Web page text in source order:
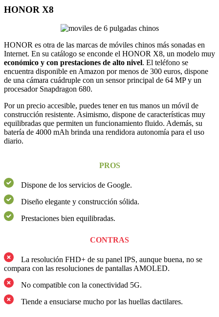
HONOR X8
HONOR es otra de las marcas de móviles chinos más sonadas en
Internet. En su catálogo se enconde el HONOR X8, un modelo muy
económico y con prestaciones de alto nivel. El teléfono se
encuentra disponible en Amazon por menos de 300 euros, dispone
de una cámara cuádruple con un sensor principal de 64 MP y un
procesador Snapdragon 680.
Por un precio accesible, puedes tener en tus manos un móvil de
construcción resistente. Asimismo, dispone de características muy
equilibradas que permiten un funcionamiento fluido. Además, su
batería de 4000 mAh brinda una rendidora autonomía para el uso
diario.
PROS
Dispone de los servicios de Google.
Diseño elegante y construcción sólida.
Prestaciones bien equilibradas.
CONTRAS
La resolución FHD+ de su panel IPS, aunque buena, no se
compara con las resoluciones de pantallas AMOLED.
No compatible con la conectividad 5G.
Tiende a ensuciarse mucho por las huellas dactilares.